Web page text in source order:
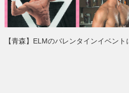
【青森】ELMのバレンタインイベント